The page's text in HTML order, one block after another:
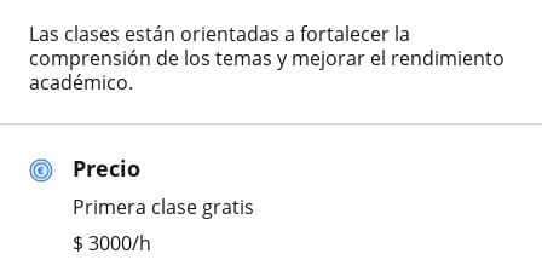
Precio
Primera clase gratis
$ 3000/h
Las clases están orientadas a fortalecer la
comprensión de los temas y mejorar el rendimiento
académico.